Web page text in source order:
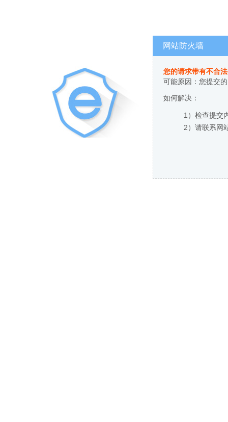
网站防火墙
您的请求带有不合
可能原因：您提交
如何解决：
1）检查提交
2）请联系网